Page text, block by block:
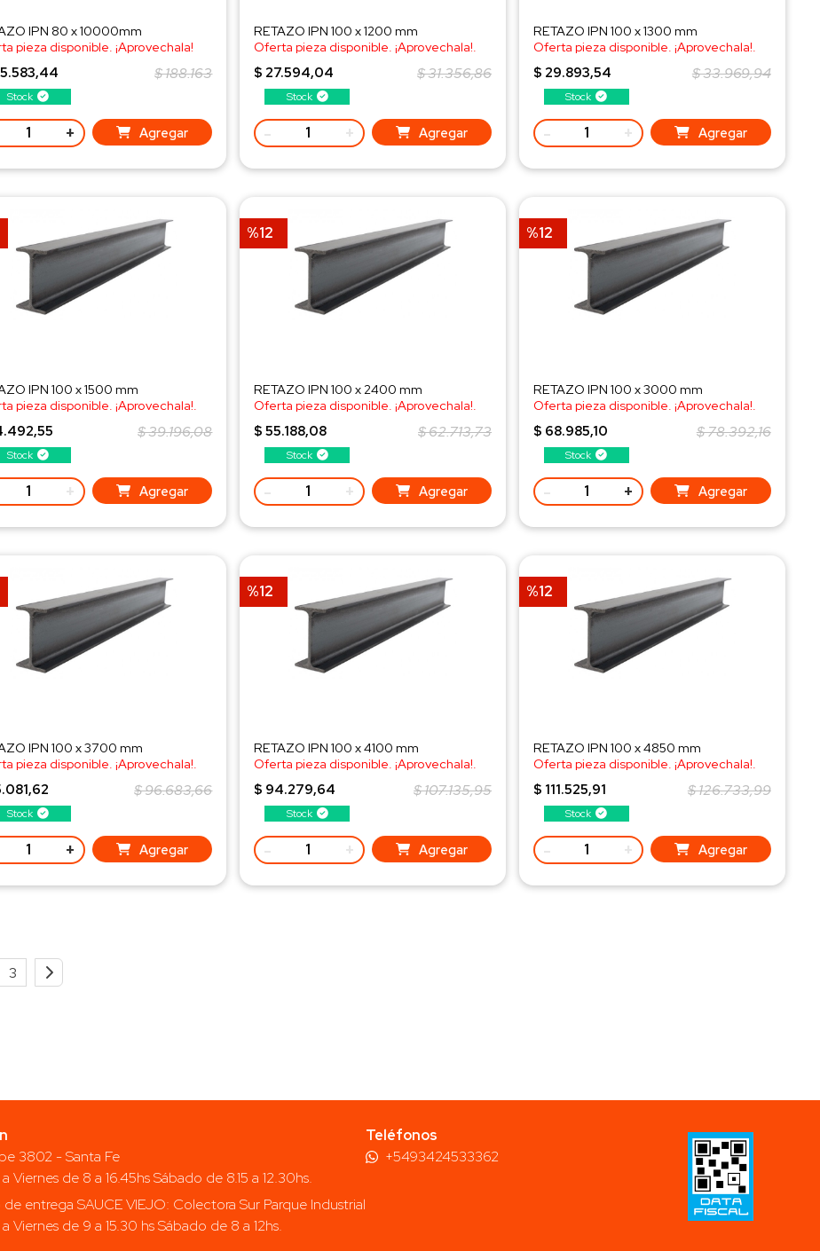
Stock
IPN 80 x 10000mm
pieza disponible. ¡Aprovechala!
al WhatsApp!
$ 188.163
+ Agregar
Stock
RETAZO IPN 100 x 1200 mm
Oferta pieza disponible. ¡Aprovechala!.
¡Consulta al WhatsApp!
$ 27.594,04 $ 31.356,86
- + Agregar
Stock
RETAZO IPN 100 x 1300 mm
Oferta pieza disponible. ¡Aprovechala!.
¡Consulta al WhatsApp!
$ 29.893,54 $ 33.969,94
- + Agregar
Stock
IPN 100 x 1500 mm
pieza disponible. ¡Aprovechala!.
al WhatsApp!
$ 39.196,08
+ Agregar
%12
Stock
RETAZO IPN 100 x 2400 mm
Oferta pieza disponible. ¡Aprovechala!.
¡Consulta al WhatsApp!
$ 55.188,08 $ 62.713,73
- + Agregar
%12
Stock
RETAZO IPN 100 x 3000 mm
Oferta pieza disponible. ¡Aprovechala!.
¡Consulta al WhatsApp!
$ 68.985,10 $ 78.392,16
- + Agregar
Stock
IPN 100 x 3700 mm
pieza disponible. ¡Aprovechala!.
al WhatsApp!
$ 96.683,66
+ Agregar
%12
Stock
RETAZO IPN 100 x 4100 mm
Oferta pieza disponible. ¡Aprovechala!.
¡Consulta al WhatsApp!
$ 94.279,64 $ 107.135,95
- + Agregar
%12
Stock
RETAZO IPN 100 x 4850 mm
Oferta pieza disponible. ¡Aprovechala!.
¡Consulta al WhatsApp!
$ 111.525,91 $ 126.733,99
- + Agregar
3
3802 - Santa Fe
Viernes de 8 a 16.45hs Sábado de 8.15 a 12.30hs.
entrega SAUCE VIEJO: Colectora Sur Parque Industrial
Viernes de 9 a 15.30 hs Sábado de 8 a 12hs.
Teléfonos
+5493424533362